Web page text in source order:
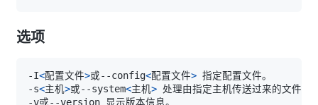
选项
-I<配置文件>或--config<配置文件>
-s<主机>或--system<主机>